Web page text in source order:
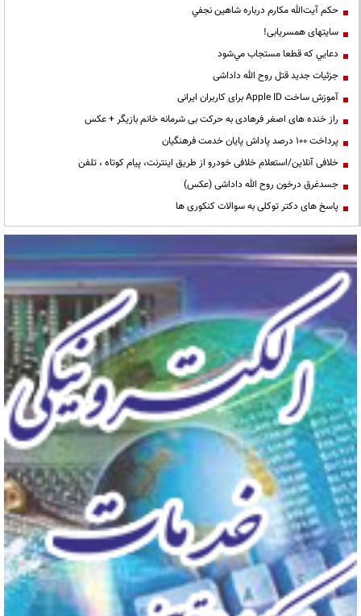
حكم آيت‌الله مكارم درباره شاهين نجفي
سایتهای همسریابی!
دعايي كه قطعا مستجاب مي‌شود
جزئیات جدید قتل روح الله داداشی
آموزش ساخت Apple ID برای کاربران ایرانی
راز خنده های اصغر فرهادی به حرکت بی شرمانه خانم بازیگر + عکس
پرداخت ۱۰۰ درصد پاداش پایان خدمت فرهنگیان
خلافی آنلاین/استعلام خلافی خودرو از طریق اینترنت، پیام کوتاه ، تلفن
جسدغرق درخون روح الله داداشی (عکس)
پاسخ های دکتر توکلی به سوالات کنکوری ها